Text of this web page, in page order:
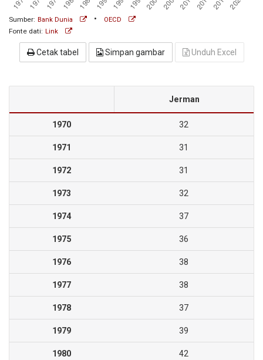
Sumber: Bank Dunia •
OECD
Fonte dati: Link
Cetak tabel Simpan gambar Unduh Excel
Jerman
1970 32
1971 31
1972 31
1973 32
1974 37
1975 36
1976 38
1977 38
1978 37
1979 39
1980 42